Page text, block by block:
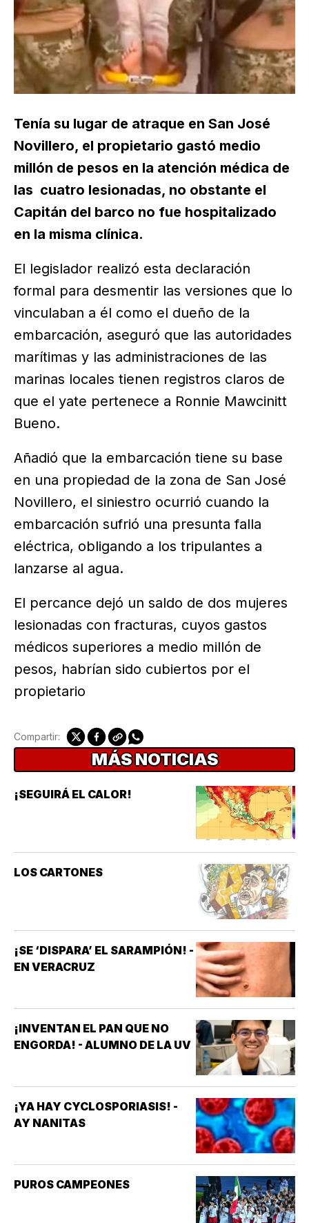
Tenía su lugar de atraque en San José
Novillero, el propietario gastó medio
millón de pesos en la atención médica de
las cuatro lesionadas, no obstante el
Capitán del barco no fue hospitalizado
en la misma clínica.
El legislador realizó esta declaración
formal para desmentir las versiones que lo
vinculaban a él como el dueño de la
embarcación, aseguró que las autoridades
marítimas y las administraciones de las
marinas locales tienen registros claros de
que el yate pertenece a Ronnie Mawcinitt
Bueno.
Añadió que la embarcación tiene su base
en una propiedad de la zona de San José
Novillero, el siniestro ocurrió cuando la
embarcación sufrió una presunta falla
eléctrica, obligando a los tripulantes a
lanzarse al agua.
El percance dejó un saldo de dos mujeres
lesionadas con fracturas, cuyos gastos
médicos superiores a medio millón de
pesos, habrían sido cubiertos por el
propietario
Compartir:
MÁS NOTICIAS
¡SEGUIRÁ EL CALOR!
LOS CARTONES
¡SE ‘DISPARA’ EL SARAMPIÓN! -
EN VERACRUZ
¡INVENTAN EL PAN QUE NO
ENGORDA! - ALUMNO DE LA UV
¡YA HAY CYCLOSPORIASIS! -
AY NANITAS
PUROS CAMPEONES